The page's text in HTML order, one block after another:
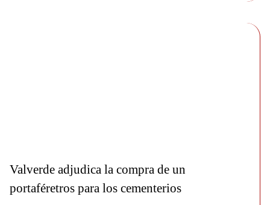
Valverde adjudica la compra de un
portaféretros para los cementerios